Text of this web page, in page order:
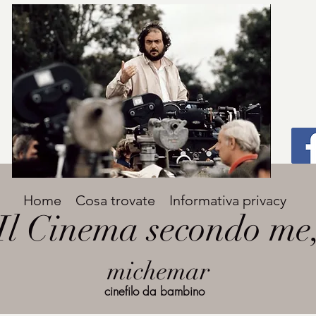
Titolo
grande
Avenir Light una delle font preferite dai
designer. Facile da leggere, viene
utilizzata per titoli e paragrafi.
Cinema secondo
michemar
Home Cosa trovate Informativa privacy
cinefilo da bambino